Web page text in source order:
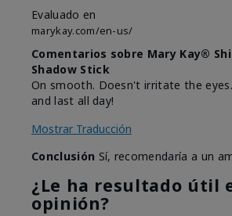
Evaluado en
marykay.com/en-us/
Comentarios sobre Mary Kay®
Shadow Stick
On smooth. Doesn't irritate the
and last all day!
Mostrar Traducción
Conclusión Sí, recomendaría a un
¿Le ha resultado útil
opinión?